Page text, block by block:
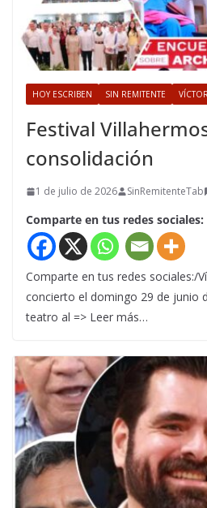
HOY ESCRIBEN SIN REMITENTE
Festival
consolidación
1 de julio de 2026 SinRemitenteTab
Comparte en tus redes sociales:
Comparte en tus redes sociales:/
concierto el domingo 29 de junio
teatro al => Leer más…